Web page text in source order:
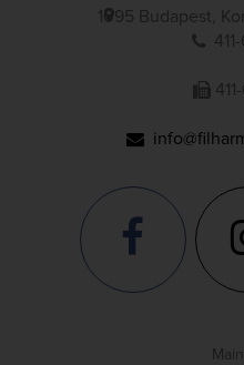
1095 Budapest,